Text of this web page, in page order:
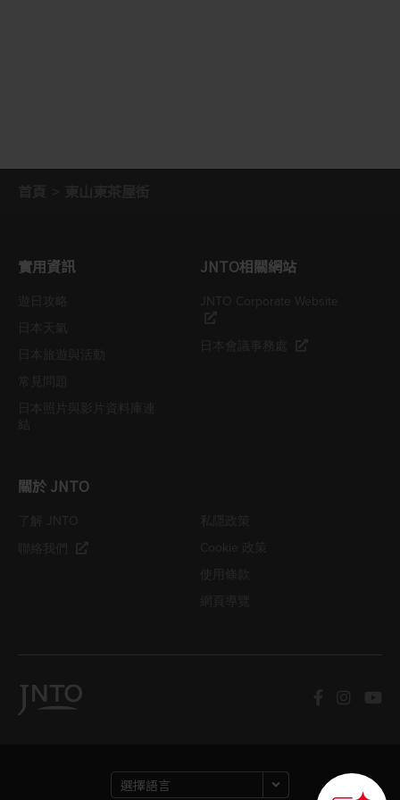
實用資訊 JNTO相關網站
關於 JNTO